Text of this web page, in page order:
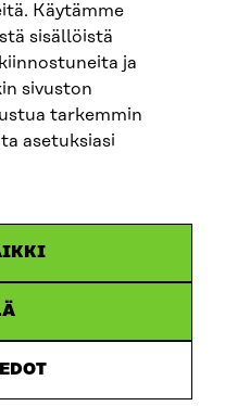
Käytämme
sisällöistä
ja
sivuston
tarkemmin
asetuksiasi